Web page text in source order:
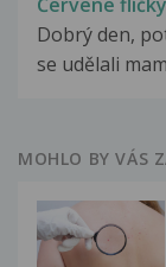
Dobrý den,
se udělali
MOHLO BY VÁS